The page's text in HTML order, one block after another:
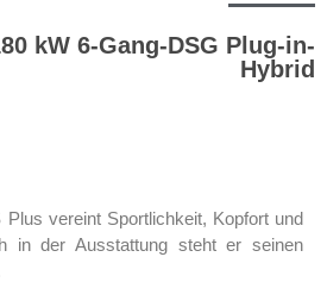
kW 6-Gang-DSG Plug-in-
Hybrid
vereint Sportlichkeit, Kopfort und
in der Ausstattung steht er seinen